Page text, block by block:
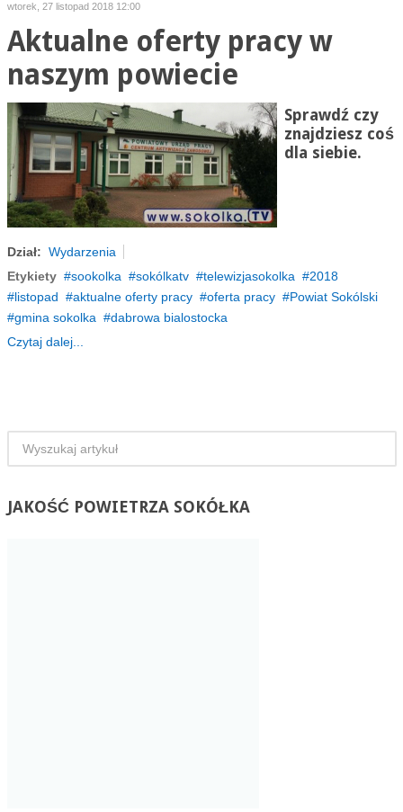
wtorek, 27 listopad 2018 12:00
Aktualne oferty pracy w
naszym powiecie
Sprawdź czy
znajdziesz coś
dla siebie.
Dział: Wydarzenia
Etykiety
sookolka sokólkatv telewizjasokolka
2018
listopad
aktualne oferty pracy oferta pracy
Powiat Sokólski
gmina sokolka
dabrowa bialostocka
Czytaj dalej...
JAKOŚĆPOWIETRZA SOKÓŁKA